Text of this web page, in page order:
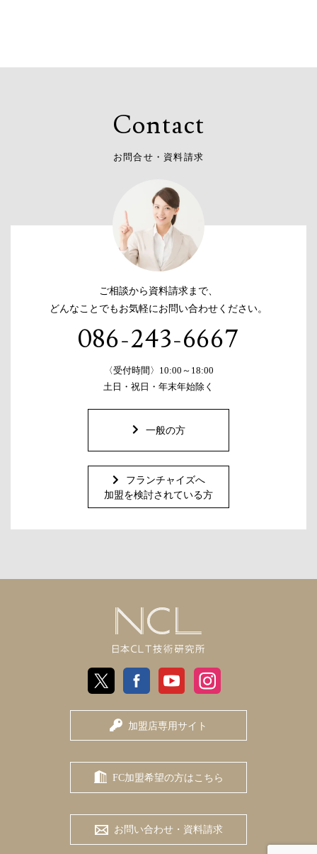
Contact
お 問合せ ・ 資料請求
ご相談から資料請求まで、
どんなことでもお気軽にお問い合わせください。
086-243-6667
〈受付時間〉10:00～18:00
土日・祝日・年末年始除く
一般の方
フランチャイズへ
加盟を検討されている方
日
本
CLT
技
術
研
X Facebook Youtube Instagram
加盟店専用サイト
FC加盟希望の方はこちら
お問い合わせ・資料請求